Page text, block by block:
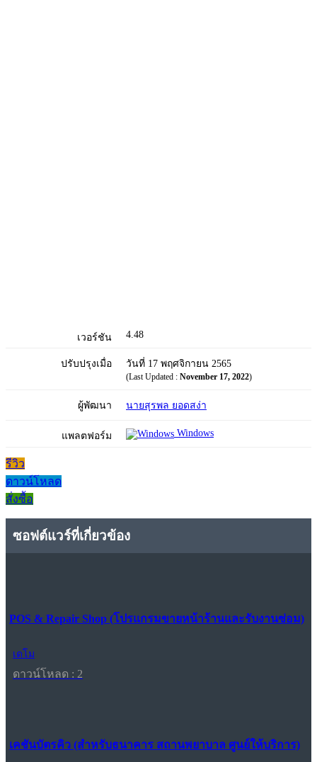
เวอร์ชัน 4.48
ปรับปรุงเมื่อ วันที่ 17 พฤศจิกายน 2565
(Last Updated : November 17, 2022)
ผู้พัฒนา นายสุรพล ยอดสง่า
แพลตฟอร์ม Windows
รีวิว
ดาวน์โหลด
สั่งซื้อ
ซอฟต์แวร์ที่เกี่ยวข้อง
POS & Repair Shop (โปรแกรมขายหน้าร้านและรับงานซ่อม)
เดโม
ดาวน์โหลด : 2
เคชันบัตรคิว (สำหรับธนาคาร สถานพยาบาล ศูนย์ให้บริการ)